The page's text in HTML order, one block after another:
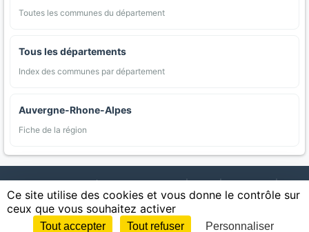
Toutes les communes du département
Tous les départements
Index des communes par département
Auvergne-Rhone-Alpes
Fiche de la région
AgriMap — Données agricoles ouvertes | Carte | Communes |
Appellations | Regions | Cultures | Zones protégées | Forets |
Littoral | Espaces naturels | Statistiques
| Confidentialite | CGU | CGV Cookies
Ce site utilise des cookies et vous donne le contrôle sur
ceux que vous souhaitez activer
Tout accepter Tout refuser Personnaliser